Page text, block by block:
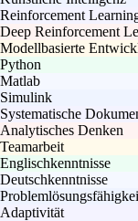
Reinforcement
Deep Reinforcement
Modellbasierte
Python
Matlab
Simulink
Systematische
Analytisches Denken
Teamarbeit
Englischkenntnisse
Deutschkenntnisse
Adaptivität